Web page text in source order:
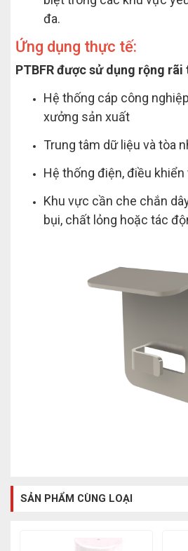
đa.
Ứng dụng thực tế:
PTBFR được sử dụng rộng rãi
Hệ thống cáp công
xưởng sản xuất
Trung tâm dữ liệu và tòa
Hệ thống điện, điều
Khu vực cần che chắn
bụi, chất lỏng hoặc tác
SẢN PHẨM CÙNG LOẠI